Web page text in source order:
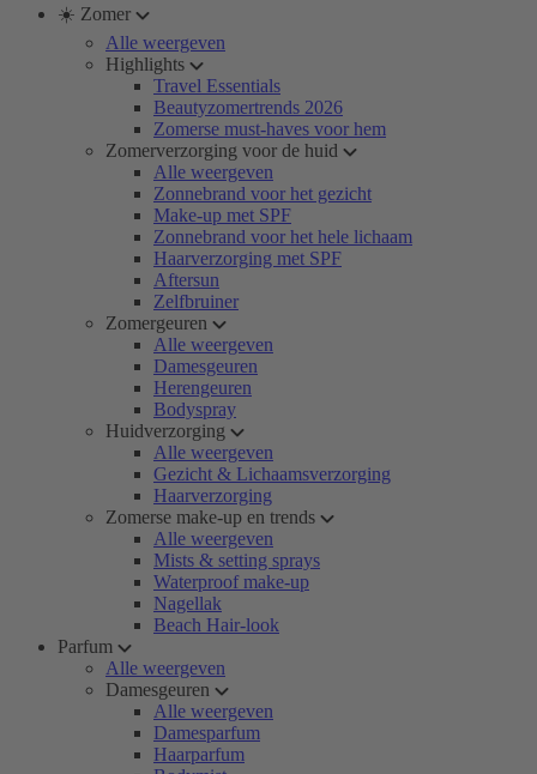
☀️ Zomer
Alle weergeven
Highlights
Travel Essentials
Beautyzomertrends 2026
Zomerse must-haves voor hem
Zomerverzorging voor de huid
Alle weergeven
Zonnebrand voor het gezicht
Make-up met SPF
Zonnebrand voor het hele lichaam
Haarverzorging met SPF
Aftersun
Zelfbruiner
Zomergeuren
Alle weergeven
Damesgeuren
Herengeuren
Bodyspray
Huidverzorging
Alle weergeven
Gezicht & Lichaamsverzorging
Haarverzorging
Zomerse make-up en trends
Alle weergeven
Mists & setting sprays
Waterproof make-up
Nagellak
Beach Hair-look
Parfum
Alle weergeven
Damesgeuren
Alle weergeven
Damesparfum
Haarparfum